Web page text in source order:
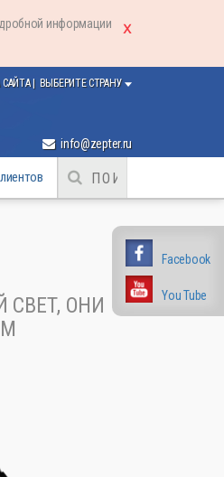
информации
Facebook
You Tube
ВЫБЕРИТЕ СТРАНУ
САЙТА |
info@zepter.ru
ОНИ